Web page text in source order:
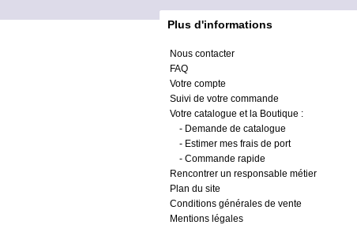
Plus d'informations
Nous contacter
FAQ
Votre compte
Suivi de votre commande
Votre catalogue et la Boutique :
- Demande de catalogue
- Estimer mes frais de port
- Commande rapide
Rencontrer un responsable métier
Plan du site
Conditions générales de vente
Mentions légales